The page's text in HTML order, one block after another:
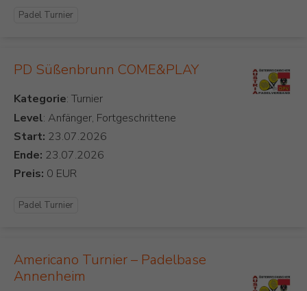
Padel Turnier
PD Süßenbrunn COME&PLAY
Kategorie
Level: Anfänger, Fortgeschrittene
Start:
Ende:
Preis:
Padel Turnier
Americano Turnier – Padelbase
Annenheim